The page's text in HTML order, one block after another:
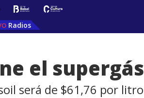
Radios
el supergás
será de $61,76 por litro